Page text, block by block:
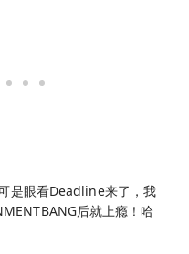
是眼看Deadline来了，我
后就上瘾！哈